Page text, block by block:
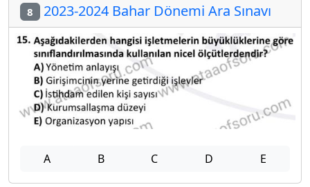
8 2023-2024 Bahar Dönemi Ara Sınavı
A B C D E